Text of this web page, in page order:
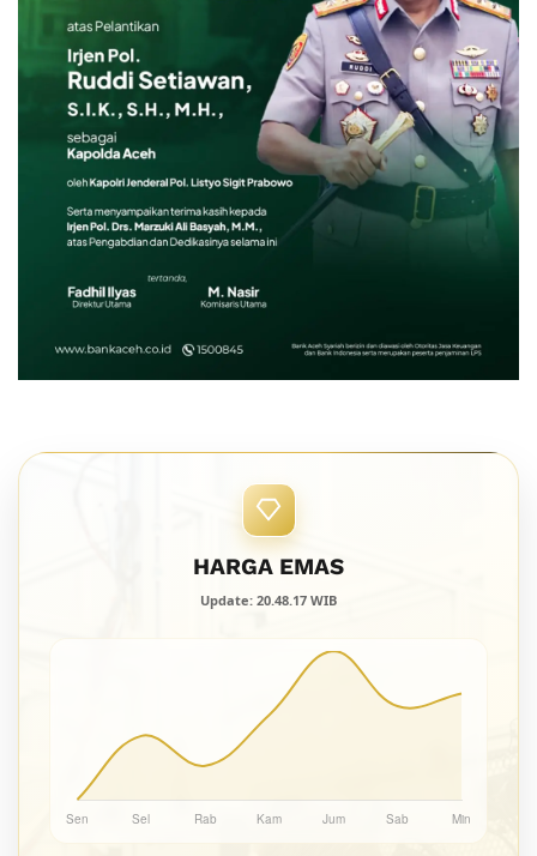
HARGA EMAS
Update: 20.48.17 WIB